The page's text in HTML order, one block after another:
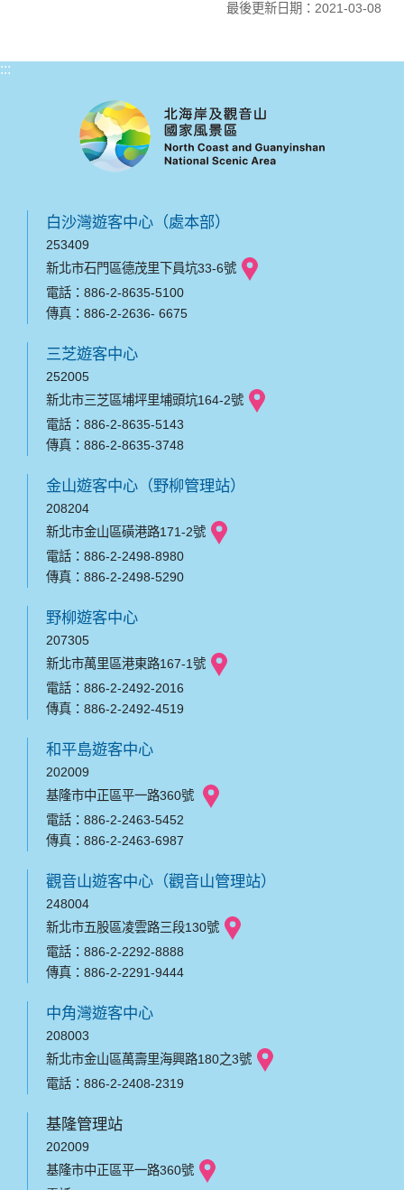
最後更新日期：2021-03-08
:::
白沙灣遊客中心（處本部）
253409
新北市石門區德茂里下員坑33-6號
電話：886-2-8635-5100
傳真：886-2-2636- 6675
三芝遊客中心
252005
新北市三芝區埔坪里埔頭坑164-2號
電話：886-2-8635-5143
傳真：886-2-8635-3748
金山遊客中心（野柳管理站）
208204
新北市金山區磺港路171-2號
電話：886-2-2498-8980
傳真：886-2-2498-5290
野柳遊客中心
207305
新北市萬里區港東路167-1號
電話：886-2-2492-2016
傳真：886-2-2492-4519
和平島遊客中心
202009
基隆市中正區平一路360號
電話：886-2-2463-5452
傳真：886-2-2463-6987
觀音山遊客中心（觀音山管理站）
248004
新北市五股區凌雲路三段130號
電話：886-2-2292-8888
傳真：886-2-2291-9444
中角灣遊客中心
208003
新北市金山區萬壽里海興路180之3號
電話：886-2-2408-2319
基隆管理站
202009
基隆市中正區平一路360號